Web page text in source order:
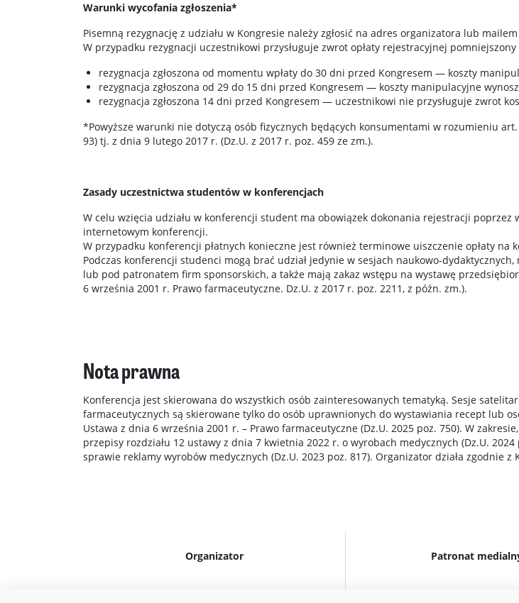
Warunki wycofania zgłoszenia*
Pisemną rezygnację z udziału w Kongresie należy zgłosić na adres organizatora lub
W przypadku rezygnacji uczestnikowi przysługuje zwrot opłaty rejestracyjnej
rezygnacja zgłoszona od momentu wpłaty do 30 dni przed Kongresem — koszty
rezygnacja zgłoszona od 29 do 15 dni przed Kongresem — koszty manipulacyjne
rezygnacja zgłoszona 14 dni przed Kongresem — uczestnikowi nie przysługuje zwrot
*Powyższe warunki nie dotyczą osób fizycznych będących konsumentami w rozumieniu
93) tj. z dnia 9 lutego 2017 r. (Dz.U. z 2017 r. poz. 459 ze zm.).
Zasady uczestnictwa studentów w konferencjach
W celu wzięcia udziału w konferencji student ma obowiązek dokonania rejestracji poprzez
internetowym konferencji.
W przypadku konferencji płatnych konieczne jest również terminowe uiszczenie opłaty na
Podczas konferencji studenci mogą brać udział jedynie w sesjach naukowo-
lub pod patronatem firm sponsorskich, a także mają zakaz wstępu na wystawę
6 września 2001 r. Prawo farmaceutyczne. Dz.U. z 2017 r. poz. 2211, z późn. zm.).
Nota prawna
Konferencja jest skierowana do wszystkich osób zainteresowanych tematyką. Sesje
farmaceutycznych są skierowane tylko do osób uprawnionych do wystawiania recept lub
Ustawa z dnia 6 września 2001 r. – Prawo farmaceutyczne (Dz.U. 2025 poz. 750). W
przepisy rozdziału 12 ustawy z dnia 7 kwietnia 2022 r. o wyrobach medycznych (Dz.U.
sprawie reklamy wyrobów medycznych (Dz.U. 2023 poz. 817). Organizator działa zgodnie z
Organizator Patronat